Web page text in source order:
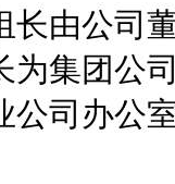
由公司董
为集团公
公司办公